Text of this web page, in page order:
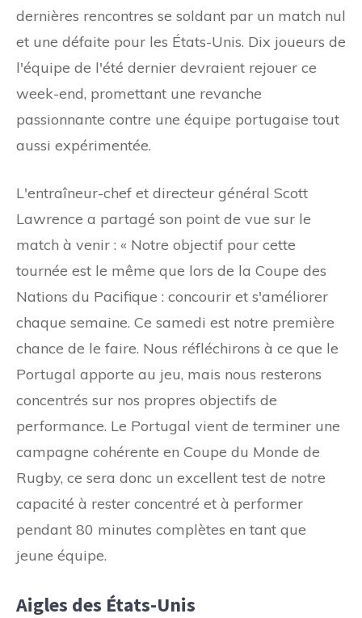
dernières rencontres se soldant par un match nul
et une défaite pour les États-Unis. Dix joueurs de
l'équipe de l'été dernier devraient rejouer ce
week-end, promettant une revanche
passionnante contre une équipe portugaise tout
aussi expérimentée.
L'entraîneur-chef et directeur général Scott
Lawrence a partagé son point de vue sur le
match à venir : « Notre objectif pour cette
tournée est le même que lors de la Coupe des
Nations du Pacifique : concourir et s'améliorer
chaque semaine. Ce samedi est notre première
chance de le faire. Nous réfléchirons à ce que le
Portugal apporte au jeu, mais nous resterons
concentrés sur nos propres objectifs de
performance. Le Portugal vient de terminer une
campagne cohérente en Coupe du Monde de
Rugby, ce sera donc un excellent test de notre
capacité à rester concentré et à performer
pendant 80 minutes complètes en tant que
jeune équipe.
Aigles des États-Unis